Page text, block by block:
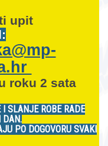
upit
roku 2 sata
SLANJE ROBE RADE
DAN.
PO DOGOVORU SVAKI